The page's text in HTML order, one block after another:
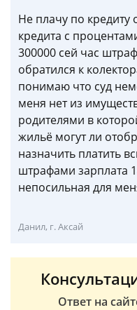
Не плачу по кредиту
кредита с
300000 сей час
обратился к
понимаю что суд
меня нет из
родителями в
жильё могут ли
назначить платить
штрафами зарплата
непосильная для
Данил, г. Аксай
Ответ на